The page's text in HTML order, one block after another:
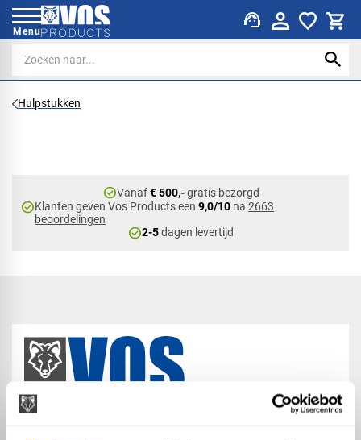
Menu support_agent
Hulpstukken
check_circleVanaf€ 500,-gratis bezorgd
check_circleKlanten geven Vos Products een9,0/10 na2663
beoordelingen
check_circle2-5dagen levertijd